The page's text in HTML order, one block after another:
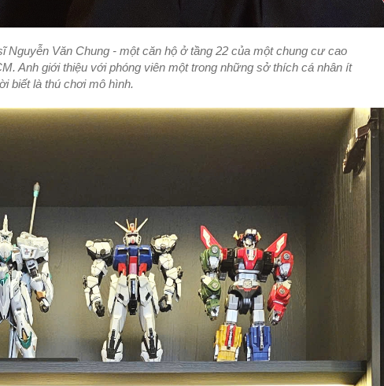
Nguyễn Văn Chung - một căn hộ ở tầng 22 của một chung cư cao
Anh giới thiệu với phóng viên một trong những sở thích cá nhân ít
biết là thú chơi mô hình.